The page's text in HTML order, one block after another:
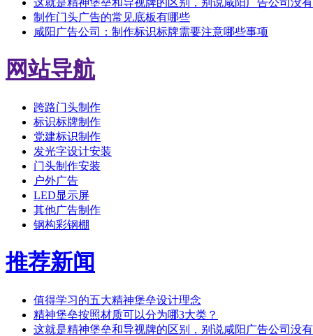
制作门头广告的常见底板有哪些
咸阳广告公司：制作标识标牌需要注意哪些事项
网站导航
跨路门头制作
标识标牌制作
党建标识制作
发光字设计安装
门头制作安装
户外广告
LED显示屏
其他广告制作
钢构彩钢棚
推荐新闻
值得学习的五大精神堡垒设计理念
精神堡垒按照材质可以分为哪3大类？
这就是精神堡垒和导视牌的区别，别说咸阳广告公司没